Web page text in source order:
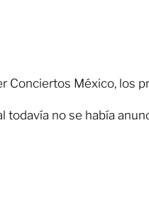
Conciertos México, los
todavía no se había